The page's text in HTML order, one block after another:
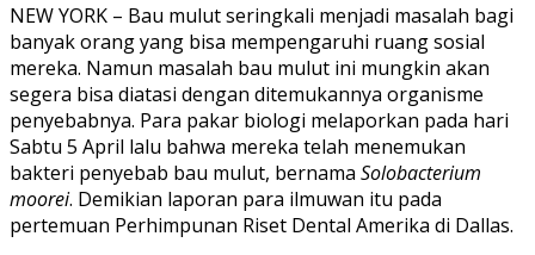
Ilmuwan
Menemukan
Bakteri
Bau
Mulut
NEW YORK – Bau mulut seringkali menjadi masalah bagi
banyak orang yang bisa mempengaruhi ruang sosial
mereka. Namun masalah bau mulut ini mungkin akan
segera bisa diatasi dengan ditemukannya organisme
penyebabnya. Para pakar biologi melaporkan pada hari
Sabtu 5 April lalu bahwa mereka telah menemukan
bakteri penyebab bau mulut, bernama Solobacterium
moorei. Demikian laporan para ilmuwan itu pada
pertemuan Perhimpunan Riset Dental Amerika di Dallas.